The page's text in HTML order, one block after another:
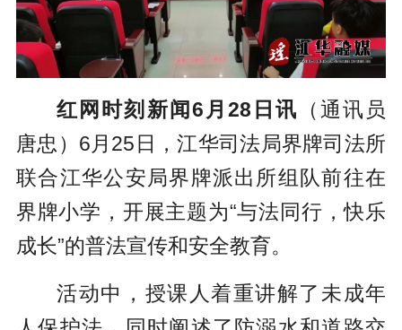
红网时刻新闻6月28日讯 （通讯员
唐忠）6月25日，江华司法局界牌司法所
联合江华公安局界牌派出所组队前往在
界牌小学，开展主题为“与法同行，快乐
成长”的普法宣传和安全教育。
活动中，授课人着重讲解了未成年